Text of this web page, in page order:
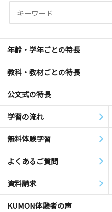
年齢・学年ごとの特長
教科・教材ごとの特長
公文式の特長
学習の流れ
無料体験学習
よくあるご質問
資料請求
KUMON体験者の声